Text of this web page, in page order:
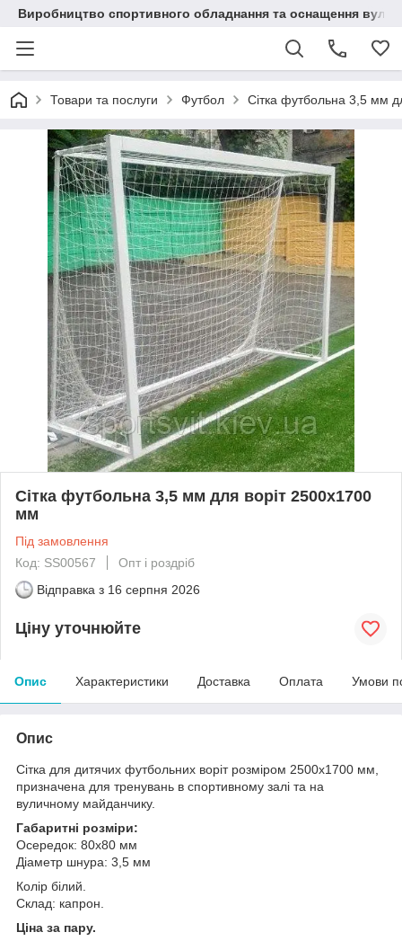
Виробництво спортивного обладнання та оснащення
Товари та послуги Футбол Сітка футбольна 3,5 мм
Сітка футбольна 3,5 мм для воріт 2500х1700
мм
Під замовлення
Код: SS00567
Опт і роздріб
Відправка з 16 серпня 2026
Ціну уточнюйте
Опис Характеристики Доставка Оплата Умови
Опис
Сітка для дитячих футбольних воріт розміром 2500х1700 мм,
призначена для тренувань в спортивному залі та на
вуличному майданчику.
Габаритні розміри:
Осередок: 80х80 мм
Діаметр шнура: 3,5 мм
Колір білий.
Склад: капрон.
Ціна за пару.